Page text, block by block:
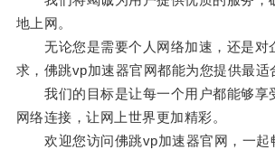
地上网。
无论您是需要个人网络加速，还是对
求，佛跳vp加速器官网都能为您提供最适
我们的目标是让每一个用户都能够享
网络连接，让网上世界更加精彩。
欢迎您访问佛跳vp加速器官网，一起